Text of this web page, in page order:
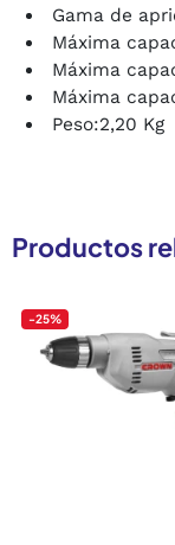
Gama de
Máxima
Máxima
Máxima
Peso:2,20 Kg
Productos
-25%